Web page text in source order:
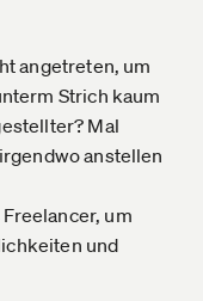
angetreten, um
Strich kaum
Mal
anstellen
um
und